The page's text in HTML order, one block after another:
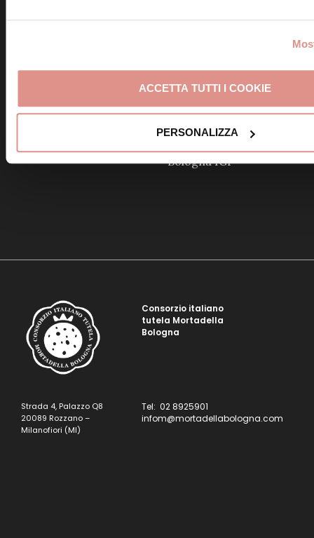
ACCETTA TUTTI I COOKIE
PERSONALIZZA
Quiche di Mortadella
Mele alla julienne con
mousse di Mortadella
Bologna IGP
Consorzio italiano
tutela Mortadella
Bologna
Strada 4, Palazzo Q8
20089 Rozzano –
Milanofiori (MI)
Tel: 02 8925901
infom@mortadellabologna.com